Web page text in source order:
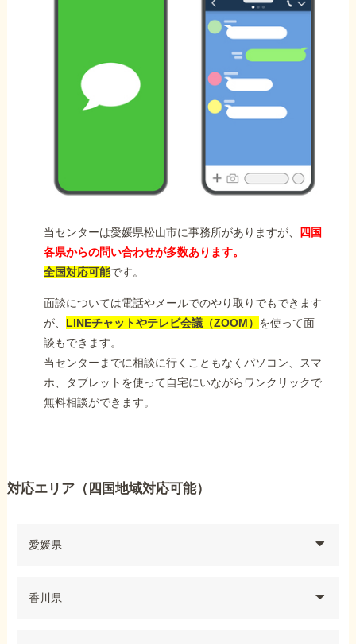
当センターは愛媛県松山市に事務所がありますが、
四国
各県からの問い合わせが多数あります。
全国対応可能です。
面談については電話やメールでのやり取りでもできます
が、 LINEチャットやテレビ会議（ZOOM） を使って面
談もできます。
当センターまでに相談に行くこともなくパソコン、スマ
ホ、タブレットを使って自宅にいながらワンクリックで
無料相談ができます。
対応エリア（四国地域対応可能）
愛媛県
香川県